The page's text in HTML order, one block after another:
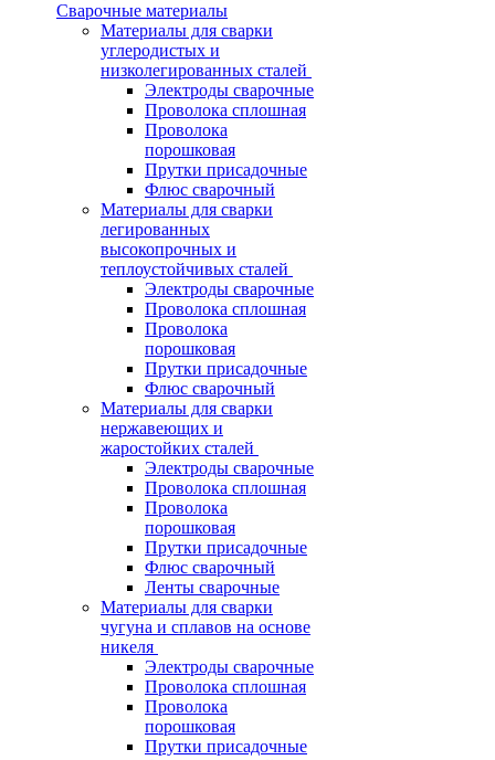
Сварочные материалы
Материалы для сварки
углеродистых и
низколегированных сталей
Электроды сварочные
Проволока сплошная
Проволока
порошковая
Прутки присадочные
Флюс сварочный
Материалы для сварки
легированных
высокопрочных и
теплоустойчивых сталей
Электроды сварочные
Проволока сплошная
Проволока
порошковая
Прутки присадочные
Флюс сварочный
Материалы для сварки
нержавеющих и
жаростойких сталей
Электроды сварочные
Проволока сплошная
Проволока
порошковая
Прутки присадочные
Флюс сварочный
Ленты сварочные
Материалы для сварки
чугуна и сплавов на основе
никеля
Электроды сварочные
Проволока сплошная
Проволока
порошковая
Прутки присадочные